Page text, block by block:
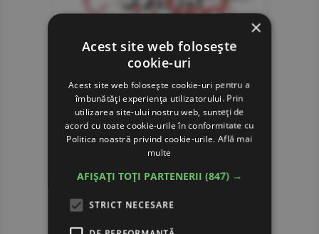
×
Acest site web folosește
cookie-uri
Acest site web folosește cookie-uri pentru a
îmbunătăți experiența utilizatorului. Prin
utilizarea site-ului nostru web, sunteți de
acord cu toate cookie-urile în conformitate cu
Politica noastră privind cookie-urile.Află mai
multe
AFIȘAȚI TOȚI PARTENERII (847) →
STRICT NECESARE